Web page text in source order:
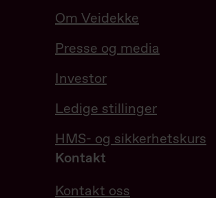
Om Veidekke
Presse og media
Investor
Ledige stillinger
HMS- og sikkerhetskurs
Kontakt
Kontakt oss